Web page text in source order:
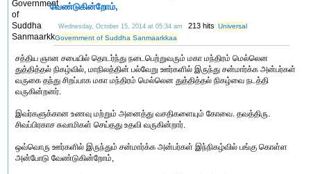
வேண்டுகின்றோம்,
Wednesday, October 15, 2014 at 05:34 am 213 hits Universal
Government of Suddha Sanmaarkkaa
சத்திய ஞான சபையில் தொடர்ந்து நடைபெற்றுவரும் மகா மந்திரம் மெல்லென
துத்தித்தல் நிகழ்வில், மாநிலத்தின் பல்வேறு ஊர்களில் இருந்து சன்மார்க்க அன்பர்கள்
வருகை தந்து சிறப்பாக மகா மந்திரம் மெல்லென துத்தித்தல் நிகழ்வை நடத்தி
வருகின்றனர்.
இவர்களுக்கான உணவு மற்றும் அனைத்து வசதிகளையும் கோவை. தவத்திரு.
சிவப்பிரகாச சுவாமிகள் செய்தது உதவி வருகின்றார்.
ஒவ்வொரு ஊர்களில் இருந்தும் சன்மார்க்க அன்பர்கள் இந்நிகழ்வில் பங்கு கொள்ள
அன்போடு வேண்டுகின்றோம்,